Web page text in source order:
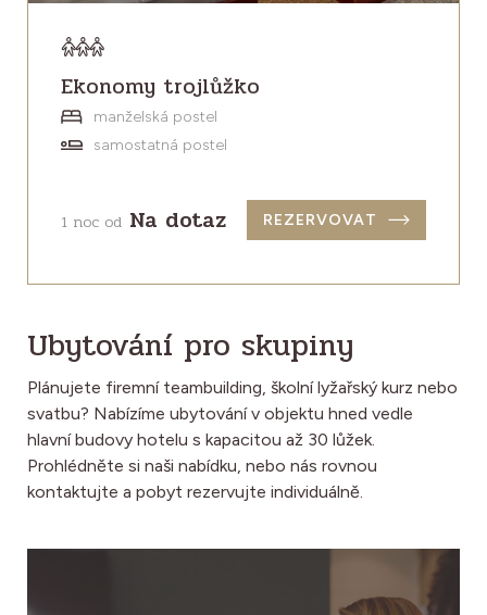
Ekonomy trojlůžko
manželská postel
samostatná postel
1 noc od Na dotaz REZERVOVAT
Ubytování pro skupiny
Plánujete firemní teambuilding, školní lyžařský kurz nebo
svatbu? Nabízíme ubytování v objektu hned vedle
hlavní budovy hotelu s kapacitou až 30 lůžek.
Prohlédněte si naši nabídku, nebo nás rovnou
kontaktujte a pobyt rezervujte individuálně.